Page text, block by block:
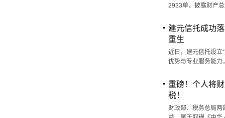
2933单，披露财产
建元信托成功
重生
近日，建元信托设立
优势与专业服务能
重磅！个人将
税！
财政部、税务总局